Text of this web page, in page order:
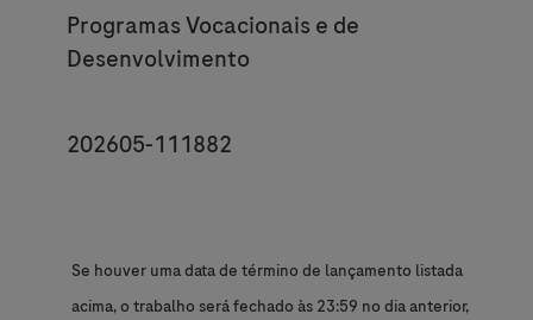
Category
Programas Vocacionais e de
Desenvolvimento
JobId
202605-111882
Se houver uma data de término de lançamento listada
acima, o trabalho será fechado às 23:59 no dia anterior,